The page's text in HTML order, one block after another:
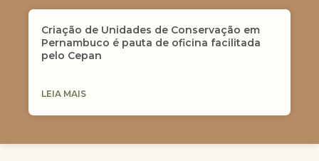
Criação de Unidades de Conservação em
Pernambuco é pauta de oficina facilitada
pelo Cepan
LEIA MAIS